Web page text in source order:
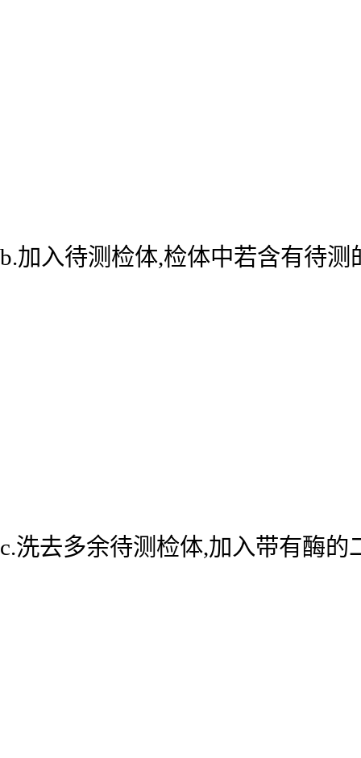
b.加入待测检体,检体中若含有待
c.洗去多余待测检体,加入带有酶